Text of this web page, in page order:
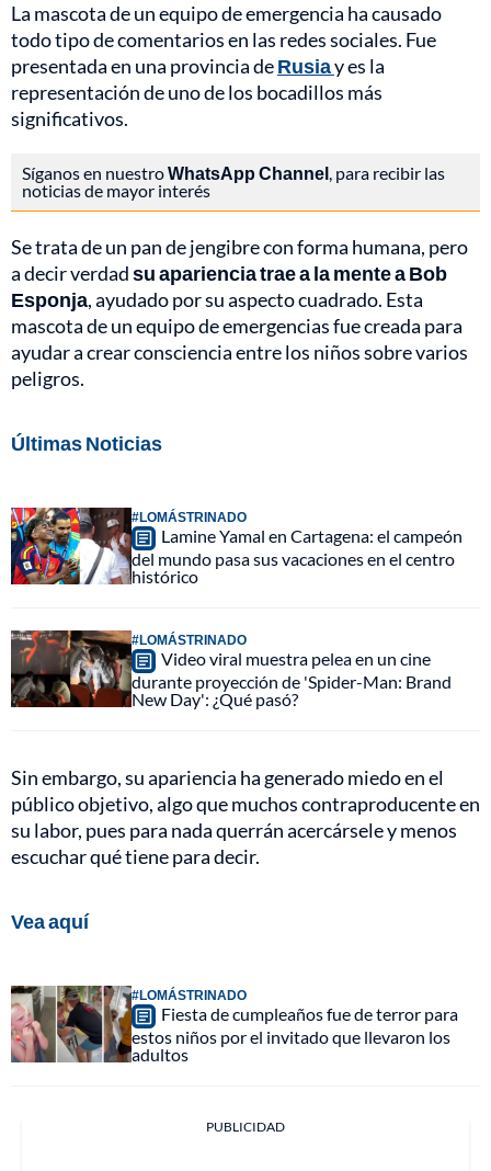
La mascota de un equipo de emergencia ha causado
todo tipo de comentarios en las redes sociales. Fue
presentada en una provincia deRusiay es la
representación de uno de los bocadillos más
significativos.
Síganos en nuestroWhatsApp Channel, para recibir las
noticias de mayor interés
Se trata de un pan de jengibre con forma humana, pero
a decir verdadsu apariencia trae a la mente a Bob
Esponja, ayudado por su aspecto cuadrado. Esta
mascota de un equipo de emergencias fue creada para
ayudar a crear consciencia entre los niños sobre varios
peligros.
Últimas Noticias
#LOMÁSTRINADO
Lamine Yamal en Cartagena: el campeón
del mundo pasa sus vacaciones en el centro
histórico
#LOMÁSTRINADO
Video viral muestra pelea en un cine
durante proyección de 'Spider-Man: Brand
New Day': ¿Qué pasó?
Sin embargo, su apariencia ha generado miedo en el
público objetivo, algo que muchos contraproducente en
su labor, pues para nada querrán acercársele y menos
escuchar qué tiene para decir.
Vea aquí
#LOMÁSTRINADO
Fiesta de cumpleaños fue de terror para
estos niños por el invitado que llevaron los
adultos
PUBLICIDAD